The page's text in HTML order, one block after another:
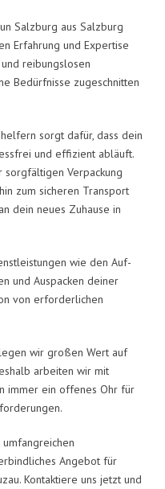
Salzburg aus Salzburg
Erfahrung und Expertise
reibungslosen
Bedürfnisse zugeschnitten
sorgt dafür, dass dein
und effizient abläuft.
Verpackung
zum sicheren Transport
dein neues Zuhause in
wie den Auf-
und Auspacken deiner
von erforderlichen
wir großen Wert auf
arbeiten wir mit
immer ein offenes Ohr für
Angebot für
Kontaktiere uns jetzt und